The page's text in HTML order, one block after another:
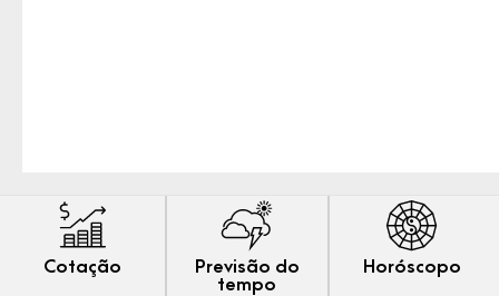
Cotação
Previsão do
tempo
Horóscopo